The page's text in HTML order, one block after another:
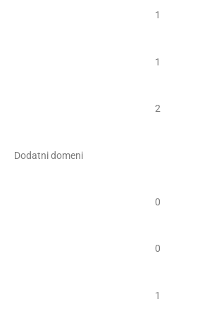
1
1
2
Dodatni domeni
0
0
1